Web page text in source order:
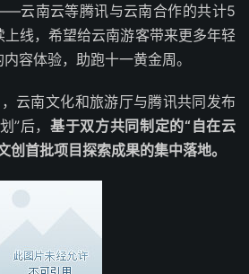
云南云等腾讯与云南合作的共计5
线，希望给云南游客带来更多年轻
容体验，助跑十一黄金周。
云南文化和旅游厅与腾讯共同发布
”后，基于双方共同制定的“自在云
创首批项目探索成果的集中落地。